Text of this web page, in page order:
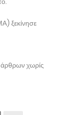
ξεκίνησε
άρθρων χωρίς